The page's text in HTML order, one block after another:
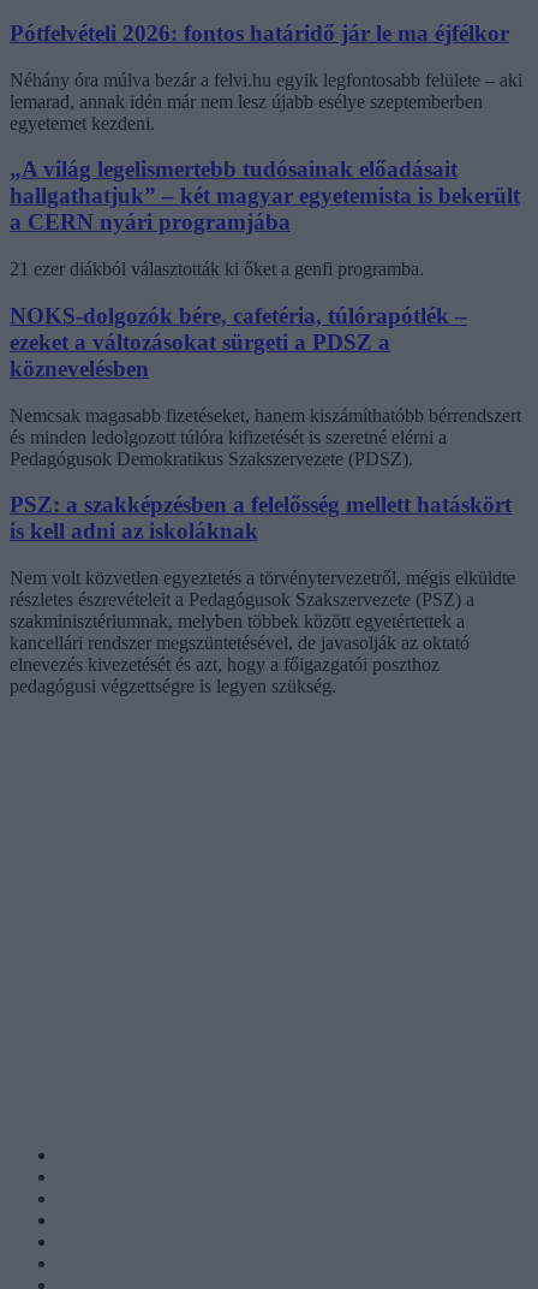
Pótfelvételi 2026: fontos határidő jár le ma éjfélkor
Néhány óra múlva bezár a felvi.hu egyik legfontosabb felülete – aki
lemarad, annak idén már nem lesz újabb esélye szeptemberben
egyetemet kezdeni.
„A világ legelismertebb tudósainak előadásait
hallgathatjuk” – két magyar egyetemista is bekerült
a CERN nyári programjába
21 ezer diákból választották ki őket a genfi programba.
NOKS-dolgozók bére, cafetéria, túlórapótlék –
ezeket a változásokat sürgeti a PDSZ a
köznevelésben
Nemcsak magasabb fizetéseket, hanem kiszámíthatóbb bérrendszert
és minden ledolgozott túlóra kifizetését is szeretné elérni a
Pedagógusok Demokratikus Szakszervezete (PDSZ).
PSZ: a szakképzésben a felelősség mellett hatáskört
is kell adni az iskoláknak
Nem volt közvetlen egyeztetés a törvénytervezetről, mégis elküldte
részletes észrevételeit a Pedagógusok Szakszervezete (PSZ) a
szakminisztériumnak, melyben többek között egyetértettek a
kancellári rendszer megszüntetésével, de javasolják az oktató
elnevezés kivezetését és azt, hogy a főigazgatói poszthoz
pedagógusi végzettségre is legyen szükség.